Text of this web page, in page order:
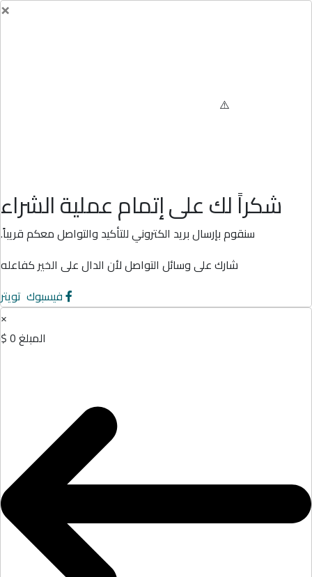
×
شكراً لك على إتمام عملية الشراء
سنقوم بإرسال بريد الكتروني للتأكيد والتواصل معكم قريباً.
شارك على وسائل التواصل لأن الدال على الخير كفاعله
فيسبوك تويتر
×
المبلغ0 $